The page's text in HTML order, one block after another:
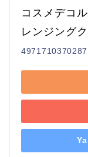
コスメデコ
レンジング
4971710370287